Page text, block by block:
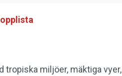
miljöer, mäktiga vyer,